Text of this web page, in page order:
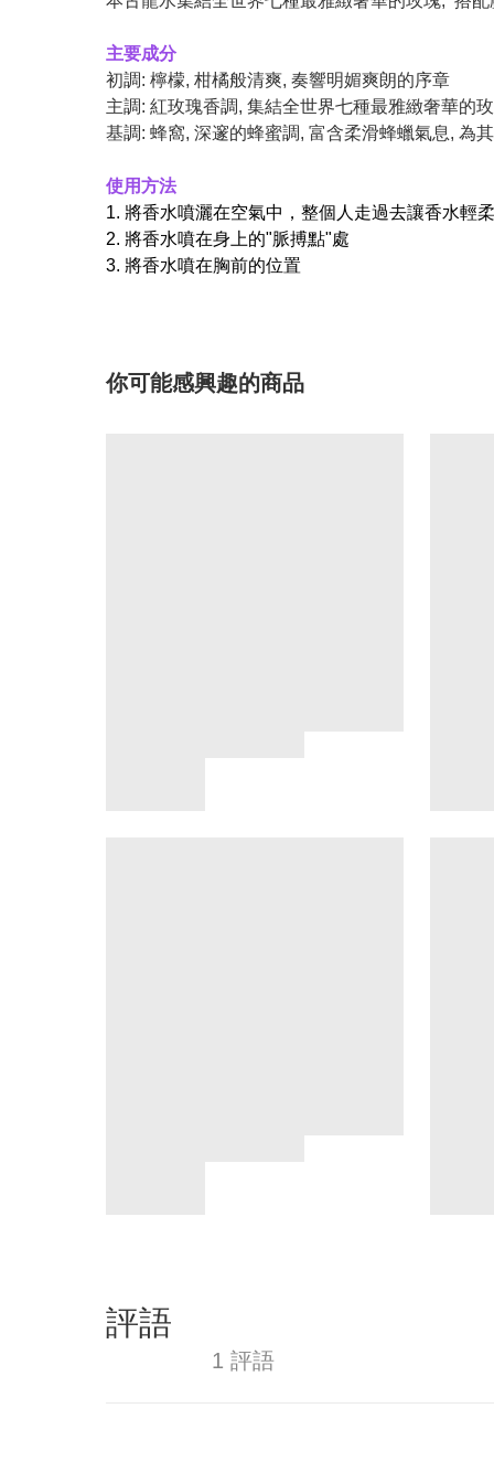
主要成分
初調: 檸檬, 柑橘般清爽, 奏響明媚爽朗的序章
主調: 紅玫瑰香調, 集結全世界七種最雅緻奢華的
基調: 蜂窩, 深邃的蜂蜜調, 富含柔滑蜂蠟氣息, 為
使用方法
1. 將香水噴灑在空氣中，整個人走過去讓香水輕
2. 將香水噴在身上的"脈搏點"處
3. 將香水噴在胸前的位置
你可能感興趣的商品
評語
1 評語